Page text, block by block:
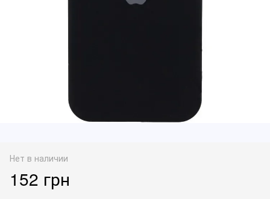
Нет в наличии
152 грн